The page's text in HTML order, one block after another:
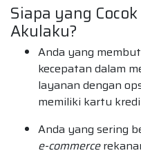
Siapa yang
Akulaku?
Anda yang
kecepatan dalam
layanan dengan
memiliki kartu
Anda yang sering
e-commerce